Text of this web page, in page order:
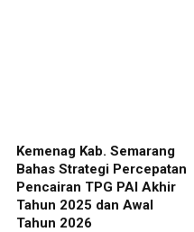
Kemenag Kab. Semarang
Bahas Strategi Percepatan
Pencairan TPG PAI Akhir
Tahun 2025 dan Awal
Tahun 2026